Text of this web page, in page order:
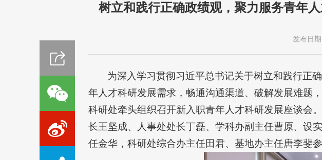
树立和践行正确政绩观，聚力服务青年
发布日
为深入学习贯彻习近平总书记关于树立和践行正
年人才科研发展需求，畅通沟通渠道、破解发展难题
科研处牵头组织召开新入职青年人才科研发展座谈会
长王坚成、人事处处长丁磊、学科办副主任曹原、设
任金华，科研处综合办主任田君、基地办主任唐李斐